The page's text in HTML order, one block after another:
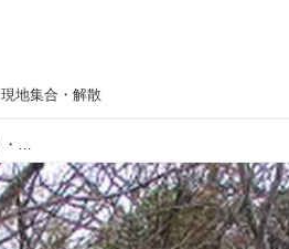
現地集合・解散
【山旅会・登山ガイドこだわりツアー】添乗員からの便り・雪入山に行ってきました！